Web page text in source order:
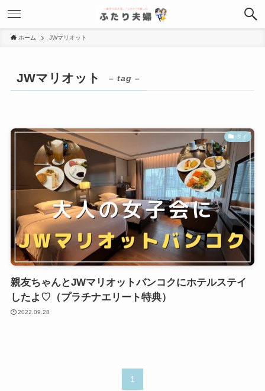
ホーム JWマリオット
JWマリオット – tag –
タイ
親友ちゃんとJWマリオットバンコクにホテルステイ
したよ♡（プラチナエリート特典）
2022.09.28
1